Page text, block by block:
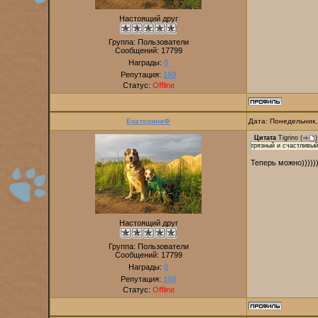
Настоящий друг
Группа: Пользователи
Сообщений: 17799
Награды: 0
Репутация: 150
Статус: Offline
ЕкатеринаФ Дата:
Настоящий друг
Группа: Пользователи
Сообщений: 17799
Награды: 0
Репутация: 150
Статус: Offline
Цитата Tigrino (
)
грязный и счастливый
Теперь